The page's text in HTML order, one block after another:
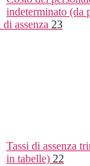
indeterminato (da
di assenza 23
Tassi di assenza
in tabelle) 22